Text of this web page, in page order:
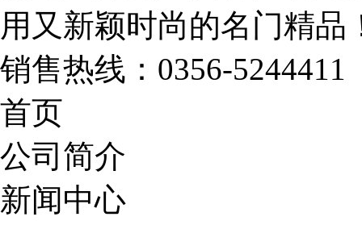
用又新颖时尚的名门精品
销售热线： 0356-5244411
首页
公司简介
新闻中心